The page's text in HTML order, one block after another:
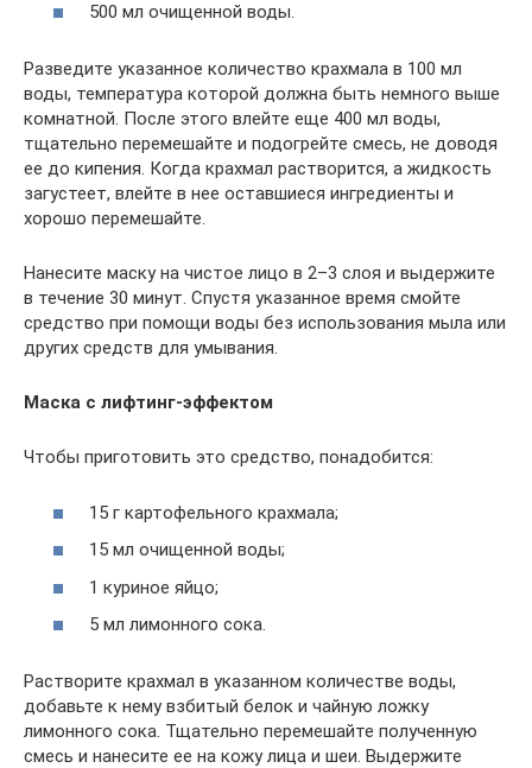
500 мл очищенной воды.
Разведите указанное количество крахмала в 100 мл
воды, температура которой должна быть немного выше
комнатной. После этого влейте еще 400 мл воды,
тщательно перемешайте и подогрейте смесь, не доводя
ее до кипения. Когда крахмал растворится, а жидкость
загустеет, влейте в нее оставшиеся ингредиенты и
хорошо перемешайте.
Нанесите маску на чистое лицо в 2–3 слоя и выдержите
в течение 30 минут. Спустя указанное время смойте
средство при помощи воды без использования мыла или
других средств для умывания.
Маска с лифтинг-эффектом
Чтобы приготовить это средство, понадобится:
15 г картофельного крахмала;
15 мл очищенной воды;
1 куриное яйцо;
5 мл лимонного сока.
Растворите крахмал в указанном количестве воды,
добавьте к нему взбитый белок и чайную ложку
лимонного сока. Тщательно перемешайте полученную
смесь и нанесите ее на кожу лица и шеи. Выдержите